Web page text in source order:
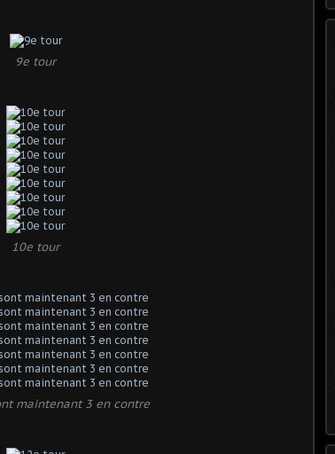
9e tour
10e tour
maintenant 3 en contre